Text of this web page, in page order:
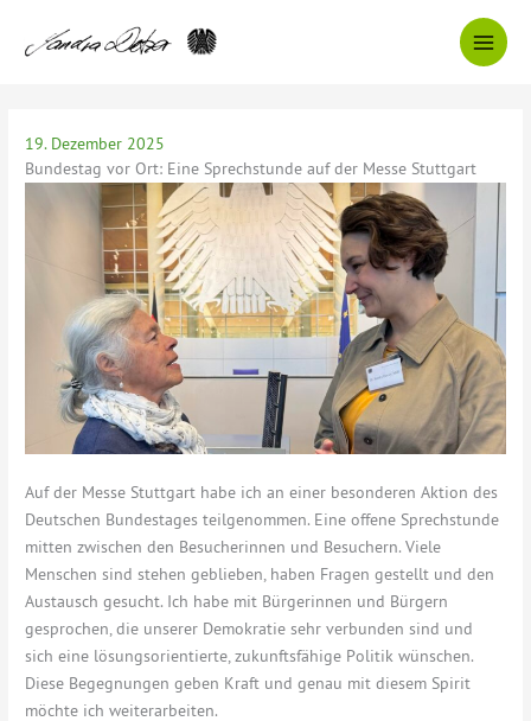
Inhalt
19. Dezember 2025
Bundestag vor Ort: Eine Sprechstunde auf der Messe Stuttgart
Auf der Messe Stuttgart habe ich an einer besonderen Aktion des
Deutschen Bundestages teilgenommen. Eine offene Sprechstunde
mitten zwischen den Besucherinnen und Besuchern. Viele
Menschen sind stehen geblieben, haben Fragen gestellt und den
Austausch gesucht. Ich habe mit Bürgerinnen und Bürgern
gesprochen, die unserer Demokratie sehr verbunden sind und
sich eine lösungsorientierte, zukunftsfähige Politik wünschen.
Diese Begegnungen geben Kraft und genau mit diesem Spirit
möchte ich weiterarbeiten.